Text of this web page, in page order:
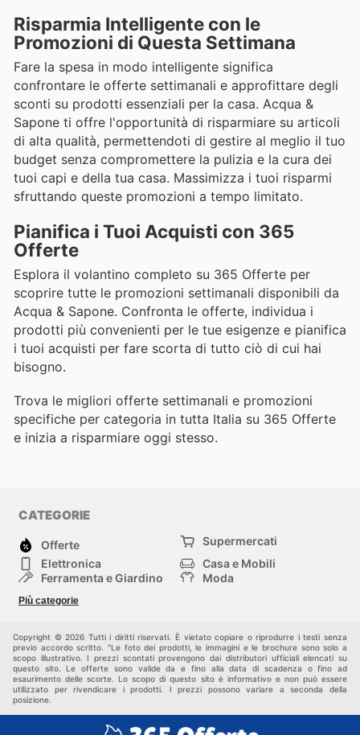
Risparmia Intelligente con le
Promozioni di Questa Settimana
Fare la spesa in modo intelligente significa
confrontare le offerte settimanali e approfittare degli
sconti su prodotti essenziali per la casa. Acqua &
Sapone ti offre l'opportunità di risparmiare su articoli
di alta qualità, permettendoti di gestire al meglio il tuo
budget senza compromettere la pulizia e la cura dei
tuoi capi e della tua casa. Massimizza i tuoi risparmi
sfruttando queste promozioni a tempo limitato.
Pianifica i Tuoi Acquisti con 365
Offerte
Esplora il volantino completo su 365 Offerte per
scoprire tutte le promozioni settimanali disponibili da
Acqua & Sapone. Confronta le offerte, individua i
prodotti più convenienti per le tue esigenze e pianifica
i tuoi acquisti per fare scorta di tutto ciò di cui hai
bisogno.
Trova le migliori offerte settimanali e promozioni
specifiche per categoria in tutta Italia su 365 Offerte
e inizia a risparmiare oggi stesso.
CATEGORIE
Offerte
Supermercati
Elettronica
Casa e Mobili
Ferramenta e Giardino
Moda
Bambini e Neonati
Più categorie
Copyright © 2026 Tutti i diritti riservati. È vietato copiare o riprodurre i testi senza
previo accordo scritto. "Le foto dei prodotti, le immagini e le brochure sono solo a
scopo illustrativo. I prezzi scontati provengono dai distributori ufficiali elencati su
questo sito. Le offerte sono valide da e fino alla data di scadenza o fino ad
esaurimento delle scorte. Lo scopo di questo sito è informativo e non può essere
utilizzato per rivendicare i prodotti. I prezzi possono variare a seconda della
posizione.